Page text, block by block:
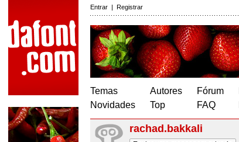
Entrar | Registrar
Temas
Novidades
Autores
Top
Fórum
FAQ
rachad.bakkali